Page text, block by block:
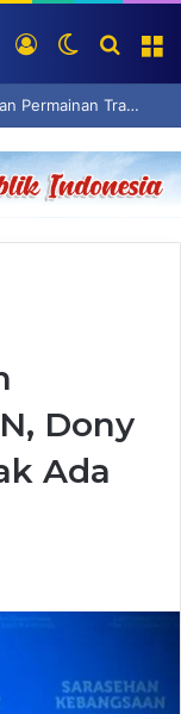
Search
for
Switch
skin
Log
In
Hari Anak Di Mojokerto, Pemkot Galakkan Permainan Tradisional Hindarkan Ketergantungan Anak Pada Gadget
Dony
Ada